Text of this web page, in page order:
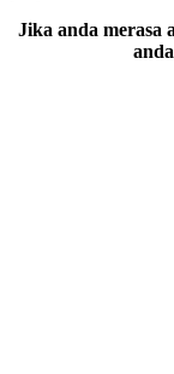
Jika anda merasa